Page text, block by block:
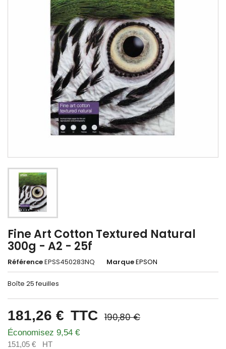
Fine Art Cotton Textured Natural
300g - A2 - 25f
RéférenceEPSS450283NQ MarqueEPSON
Boîte 25 feuilles
181,26 € TTC 190,80 €
Économisez 9,54 €
151,05 € HT